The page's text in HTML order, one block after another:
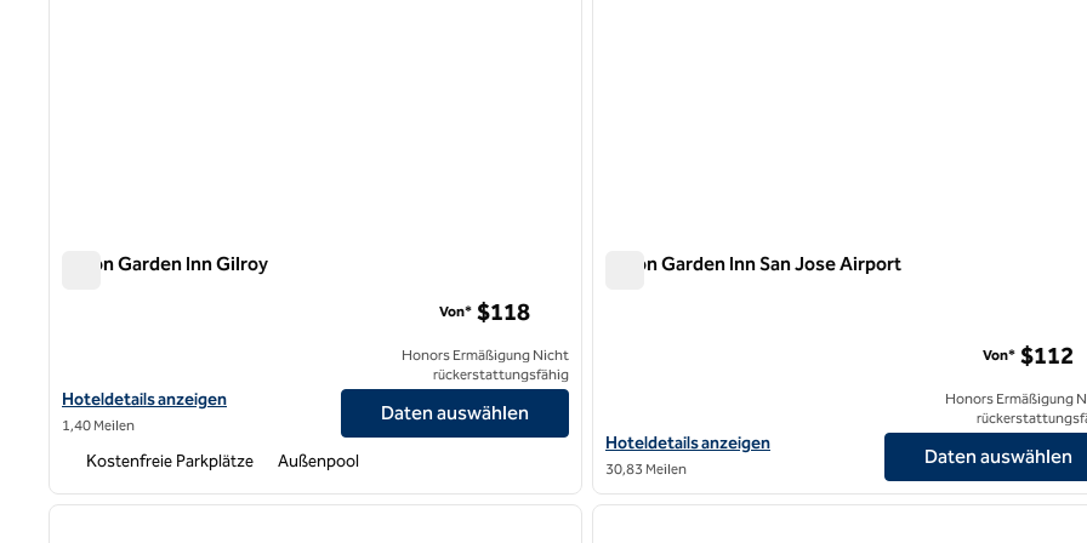
Hilton Garden Inn Gilroy
Hoteldetails für Hilton Garden Inn Gilroy anzeigen
Hoteldetails anzeigen
1,40 Meilen
Von* $118
Honors Ermäßigung Nicht
rückerstattungsfähig
Daten auswählen
Kostenfreie Parkplätze Außenpool
Hilton Garden Inn San Jose Airport
Hoteldetails für das Hilton Garden Inn San Jose Airport anzeigen
Hoteldetails anzeigen
30,83 Meilen
Von* $112
Honors Ermäßigung
Daten auswählen
1 von 12
nächstes Bild
1
1 von 12